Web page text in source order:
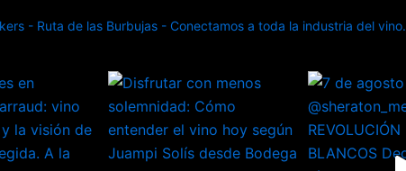
- Ruta de las Burbujas - Conectamos a toda la industria del vino.